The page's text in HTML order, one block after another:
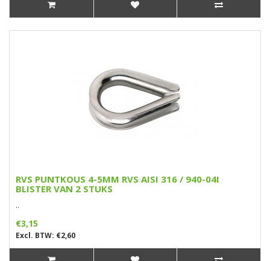
RVS PUNTKOUS 4-5MM RVS AISI 316 / 940-04I
BLISTER VAN 2 STUKS
..
€3,15
Excl. BTW: €2,60